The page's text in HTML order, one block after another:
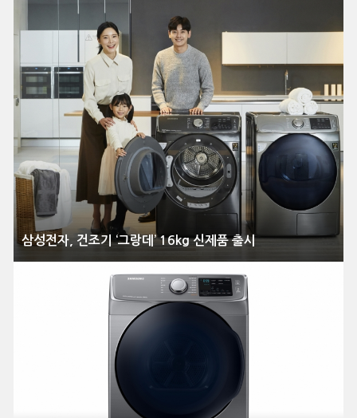
삼성전자, 건조기 ‘그랑데’ 16kg 신제품 출시